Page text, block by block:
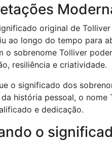
original de
ao longo do tempo para
o sobrenome Tolliver
resiliência e criatividade.
o significado dos
história pessoal, o
e dedicação.
o